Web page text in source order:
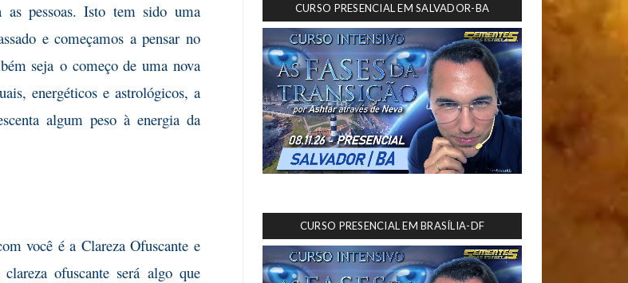
as pessoas. Isto tem sido uma
e começamos a pensar no
seja o começo de uma nova
energéticos e astrológicos, a
algum peso à energia da
você é a Clareza Ofuscante e
ofuscante será algo que
CURSO PRESENCIAL EM SALVADOR-BA
CURSO PRESENCIAL EM BRASÍLIA-DF